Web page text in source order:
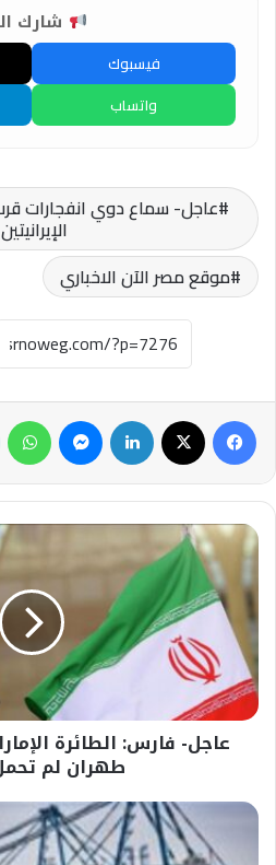
شارك
فيسبوك
واتساب
عاجل- سماع دوي انفجارات
الإيرانيتين
موقع مصر الآن الاخباري
فيسبوك لينكدإن ماسنجر
عاجل-
فارس:
الطائرة
الإماراتية
التي
هبطت
في
طهران
لم
تحملعاجل- فارس: الطائرة
طهران لم
تداول